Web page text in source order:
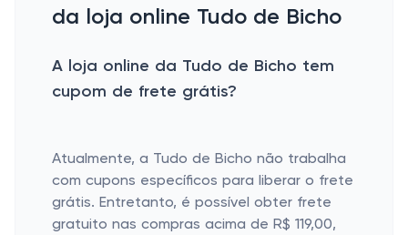
da loja online Tudo de Bicho
A loja online da Tudo de Bicho tem
cupom de frete grátis?
Atualmente, a Tudo de Bicho não trabalha
com cupons específicos para liberar o frete
grátis. Entretanto, é possível obter frete
gratuito nas compras acima de R$ 119,00,